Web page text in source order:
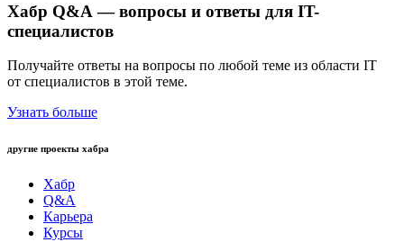
Хабр Q&A — вопросы и ответы для IT-
специалистов
Получайте ответы на вопросы по любой теме из области IT
от специалистов в этой теме.
Узнать больше
другие проекты хабра
Хабр
Q&A
Карьера
Курсы